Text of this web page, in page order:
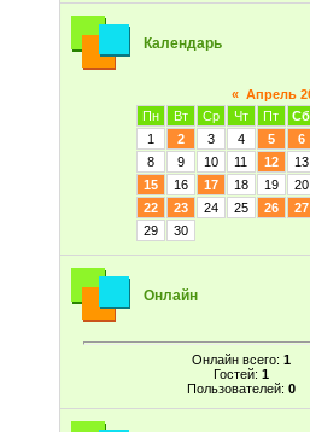
Календарь
« Апрель
Пн
Вт Ср Чт Пт Сб
1
2 3 4 5 6
8
9 10 11 12 13
15
16 17 18 19 20
22
23 24 25 26 27
29
30
Онлайн
Онлайн всего: 1
Гостей: 1
Пользователей: 0